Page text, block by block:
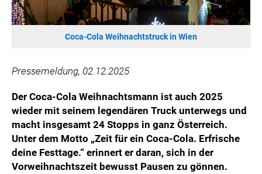
SPECIAL OLYMPICS ÖSTERREICH
COCA COLA
PRESSEKONTAKT
Coca-Cola Weihnachtstruck in Wien
Pressemeldung, 02.12.2025
Der Coca-Cola Weihnachtsmann ist auch 2025
wieder mit seinem legendären Truck unterwegs und
macht insgesamt 24 Stopps in ganz Österreich.
Unter dem Motto „Zeit für ein Coca-Cola. Erfrische
deine Festtage.“ erinnert er daran, sich in der
Vorweihnachtszeit bewusst Pausen zu gönnen.